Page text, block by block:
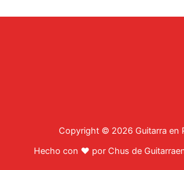
Copyright © 2026 Guitarra en
Hecho con ❤ por Chus de